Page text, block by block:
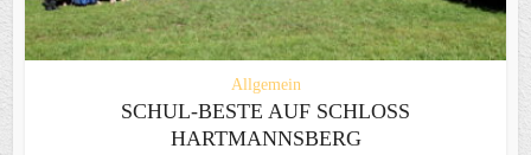
Allgemein
SCHUL-BESTE AUF SCHLOSS
HARTMANNSBERG